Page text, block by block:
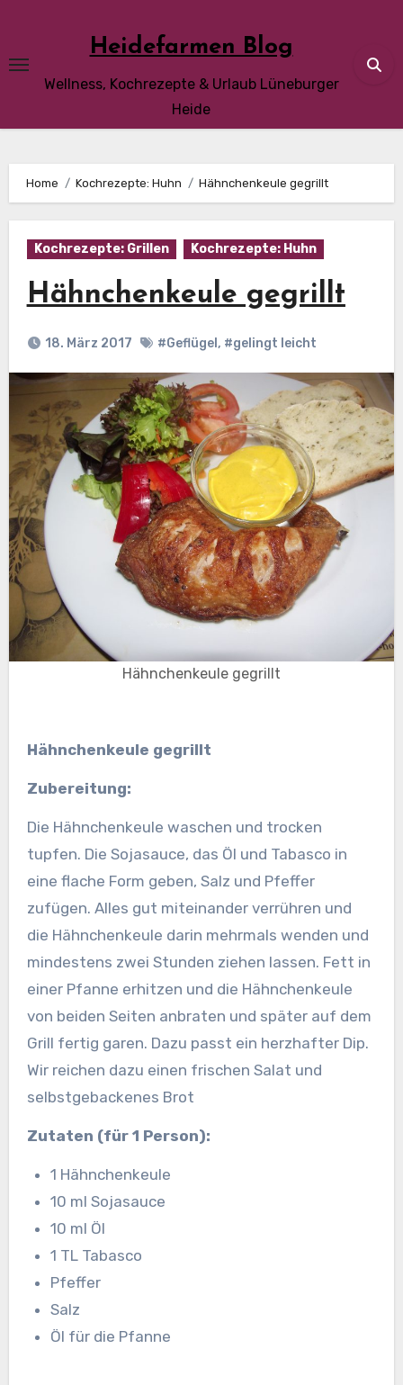
content
Heidefarmen Blog
Wellness, Kochrezepte & Urlaub Lüneburger
Heide
Home Kochrezepte: Huhn Hähnchenkeule gegrillt
Kochrezepte: Grillen Kochrezepte: Huhn
Hähnchenkeule gegrillt
18. März 2017 #Geflügel , #gelingt leicht
Hähnchenkeule gegrillt
Hähnchenkeule gegrillt
Zubereitung:
Die Hähnchenkeule waschen und trocken
tupfen. Die Sojasauce, das Öl und Tabasco in
eine flache Form geben, Salz und Pfeffer
zufügen. Alles gut miteinander verrühren und
die Hähnchenkeule darin mehrmals wenden und
mindestens zwei Stunden ziehen lassen. Fett in
einer Pfanne erhitzen und die Hähnchenkeule
von beiden Seiten anbraten und später auf dem
Grill fertig garen. Dazu passt ein herzhafter Dip.
Wir reichen dazu einen frischen Salat und
selbstgebackenes Brot
Zutaten (für 1 Person):
1 Hähnchenkeule
10 ml Sojasauce
10 ml Öl
1 TL Tabasco
Pfeffer
Salz
Öl für die Pfanne